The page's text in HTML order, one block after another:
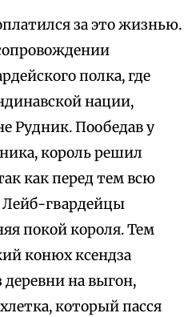
за это жизнью.
полка, где
нации,
Рудник. Пообедав у
король решил
как перед тем всю
Лейб-гвардейцы
покой короля. Тем
конюх ксендза
на выгон,
который пасся